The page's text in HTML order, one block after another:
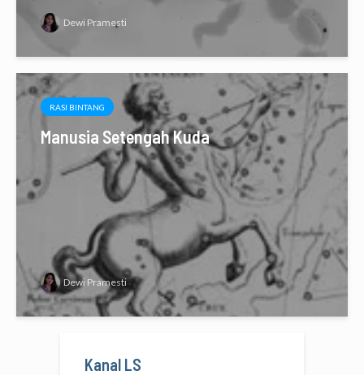
Dewi Pramesti
RASI BINTANG
Manusia Setengah Kuda
Dewi Pramesti
Kanal LS